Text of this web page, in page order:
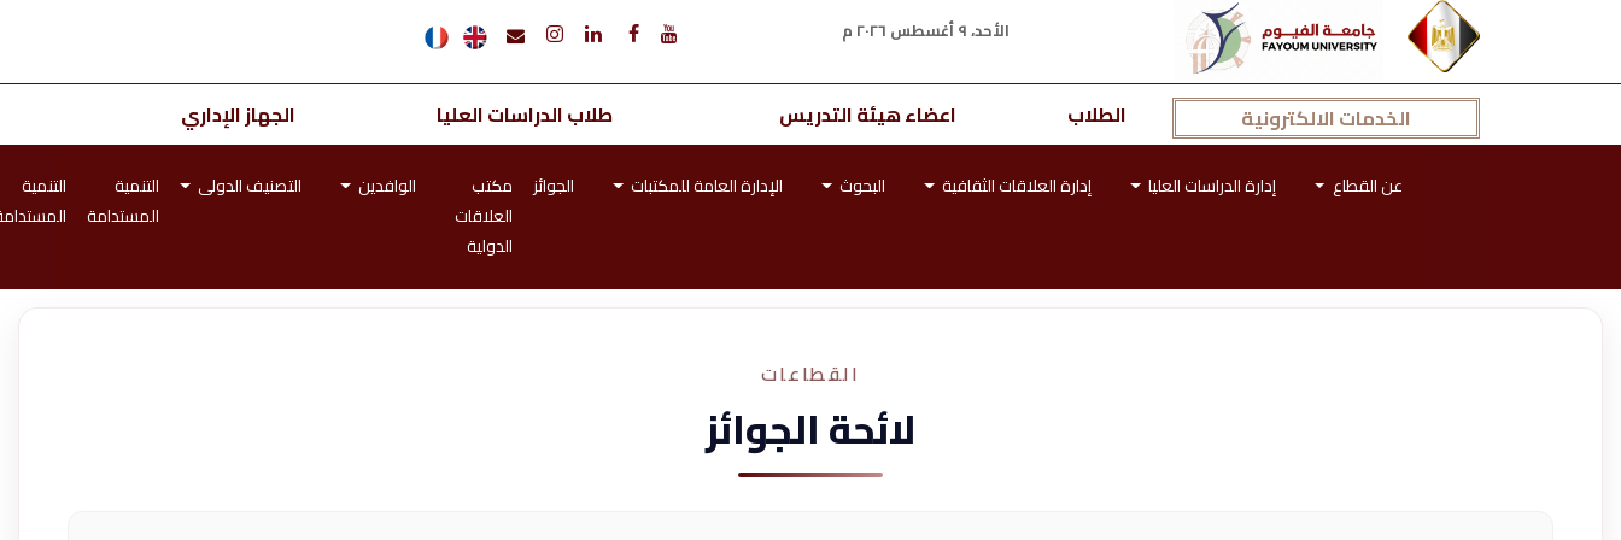
الأحد، ٩ أغسطس ٢٠٢٦ م
الخدمات الالكترونية الطلاب اعضاء هيئة التدريس طلاب الدراسات العليا الجهاز الإداري
عن القطاع إدارة الدراسات العليا إدارة العلاقات الثقافية البحوث الإدارة العامة للمكتبات الجوائز
مكتب
العلاقات
الدولية
الوافدين التصنيف الدولى
التنمية
المستدامة
التنمية
القطاعات
لائحة الجوائز